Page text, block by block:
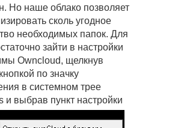
Но наше облако позволяет
сколь угодное
необходимых папок. Для
зайти в настройки
Owncloud, щелкнув
по значку
в системном трее
и выбрав пункт настройки